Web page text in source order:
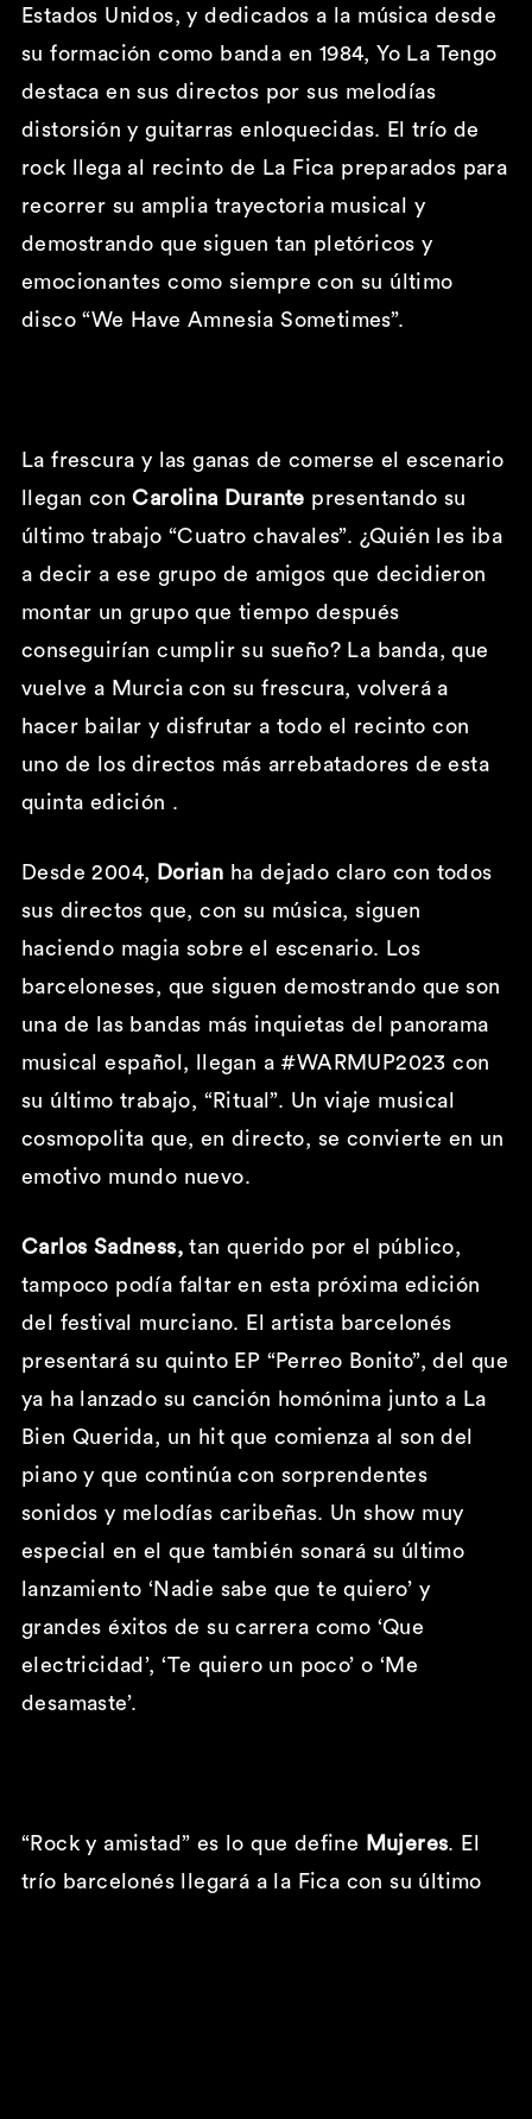
Estados Unidos, y dedicados a la música desde
su formación como banda en 1984, Yo La Tengo
destaca en sus directos por sus melodías
distorsión y guitarras enloquecidas. El trío de
rock llega al recinto de La Fica preparados para
recorrer su amplia trayectoria musical y
demostrando que siguen tan pletóricos y
emocionantes como siempre con su último
disco “We Have Amnesia Sometimes”.
La frescura y las ganas de comerse el escenario
llegan conCarolina Durante presentando su
último trabajo “Cuatro chavales”. ¿Quién les iba
a decir a ese grupo de amigos que decidieron
montar un grupo que tiempo después
conseguirían cumplir su sueño? La banda, que
vuelve a Murcia con su frescura, volverá a
hacer bailar y disfrutar a todo el recinto con
uno de los directos más arrebatadores de esta
quinta edición .
Desde 2004, Dorian ha dejado claro con todos
sus directos que, con su música, siguen
haciendo magia sobre el escenario. Los
barceloneses, que siguen demostrando que son
una de las bandas más inquietas del panorama
musical español, llegan a #WARMUP2023 con
su último trabajo, “Ritual”. Un viaje musical
cosmopolita que, en directo, se convierte en un
emotivo mundo nuevo.
Carlos Sadness, tan querido por el público,
tampoco podía faltar en esta próxima edición
del festival murciano. El artista barcelonés
presentará su quinto EP “Perreo Bonito”, del que
ya ha lanzado su canción homónima junto a La
Bien Querida, un hit que comienza al son del
piano y que continúa con sorprendentes
sonidos y melodías caribeñas. Un show muy
especial en el que también sonará su último
lanzamiento ‘Nadie sabe que te quiero’ y
grandes éxitos de su carrera como ‘Que
electricidad’, ‘Te quiero un poco’ o ‘Me
desamaste’.
“Rock y amistad” es lo que define Mujeres . El
trío barcelonés llegará a la Fica con su último